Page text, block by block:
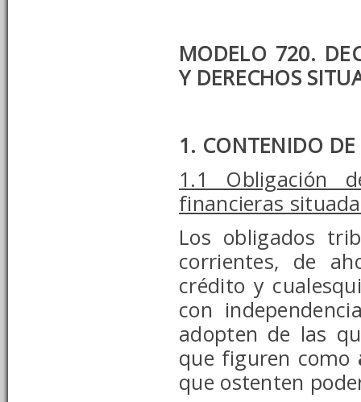
MODELO 720.
Y DERECHOS
1. CONTENIDO
1.1 Obligación
financieras
Los obligados
corrientes, de
crédito y
con
adopten de las
que figuren como
que ostenten